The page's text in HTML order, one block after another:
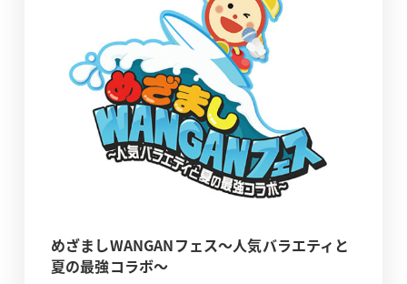
めざましWANGANフェス～人気バラエティと
夏の最強コラボ～